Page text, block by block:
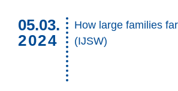
05.03.
2024
How large families
(IJSW)